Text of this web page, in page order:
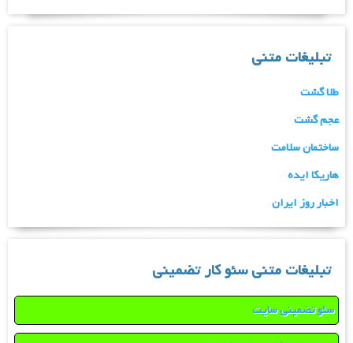
تبلیغات متنی
طلا گشت
عجم گشت
ساختمان سلامت
هاریکا ایده
اخبار روز ایران
تبلیغات متنی سئو کار تضمینی
سئو تضمینی سایت